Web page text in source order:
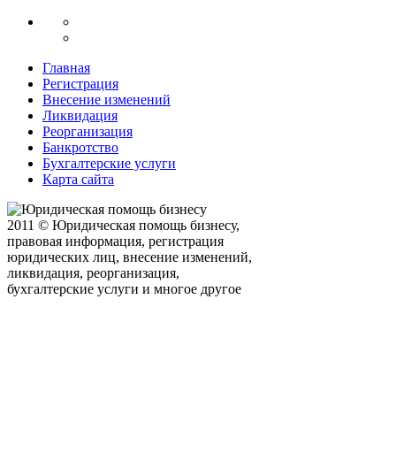
Главная
Регистрация
Внесение изменений
Ликвидация
Реорганизация
Банкротство
Бухгалтерские услуги
Карта сайта
2011 © Юридическая помощь бизнесу,
правовая информация, регистрация
юридических лиц, внесение изменений,
ликвидация, реорганизация,
бухгалтерские услуги и многое другое